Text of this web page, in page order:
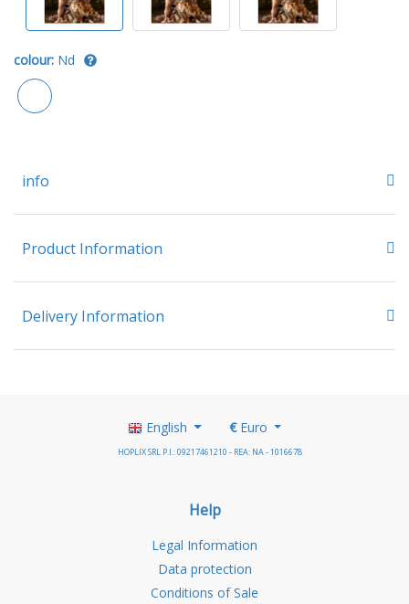
colour: Nd
info
Product Information
Delivery Information
English €Euro
HOPLIX SRL P.I.: 09217461210 - REA: NA - 1016678
Help
Legal Information
Data protection
Conditions of Sale